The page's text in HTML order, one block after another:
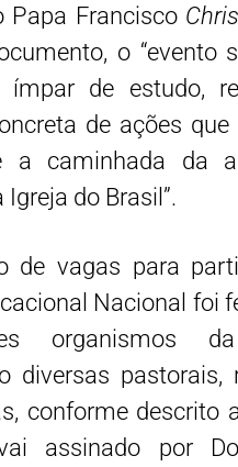
Papa Francisco
o “evento
ímpar de estudo,
de ações que
a caminhada da
do Brasil”.
de vagas para
Nacional foi
organismos
diversas pastorais,
conforme descrito
assinado por